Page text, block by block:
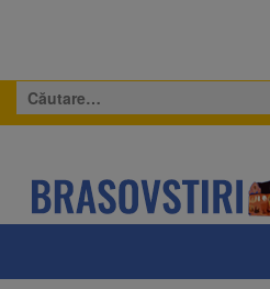
Caută
după: